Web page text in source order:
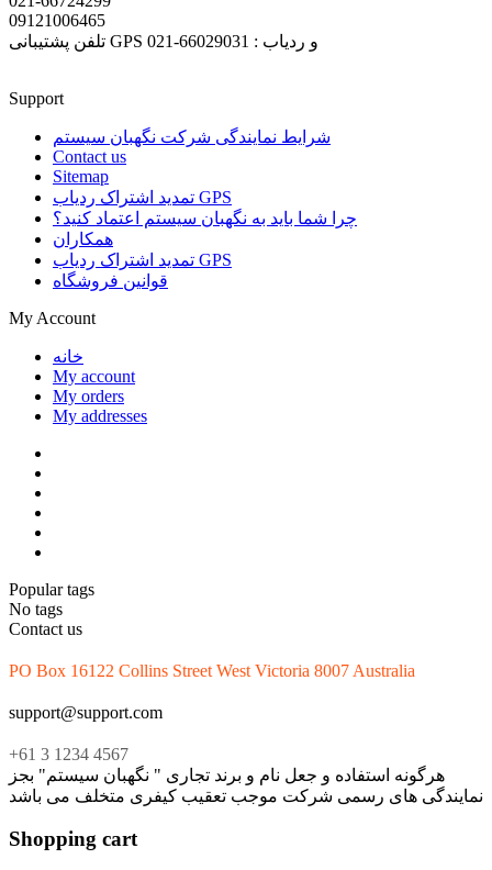
09121006465
تلفن پشتیبانی GPS و ردیاب : 66029031-021
Support
شرایط نمایندگی شرکت نگهبان سیستم
Contact us
Sitemap
تمدید اشتراک ردیاب GPS
چرا شما باید به نگهبان سیستم اعتماد کنید؟
همکاران
تمدید اشتراک ردیاب GPS
قوانین فروشگاه
My Account
خانه
My account
My orders
My addresses
Popular tags
No tags
Contact us
PO Box 16122 Collins Street West Victoria 8007 Australia
support@support.com
+61 3 1234 4567
هرگونه استفاده و جعل نام و برند تجاری " نگهبان سیستم" بجز
نمایندگی های رسمی شرکت موجب تعقیب کیفری متخلف می باشد
Shopping cart